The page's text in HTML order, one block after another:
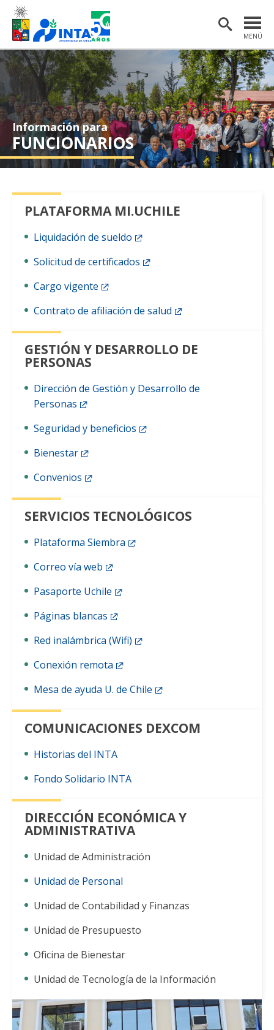
MENÚ
PORTADA
INSTITUTO
POSTGRADO
INVESTIGACIÓN
EXTENSIÓN Y COMUNICACIONES
ENGLISH
Información para
FUNCIONARIOS
PLATAFORMA MI.UCHILE
Liquidación de sueldo
Solicitud de certificados
Cargo vigente
Contrato de afiliación de salud
GESTIÓN Y DESARROLLO DE
PERSONAS
Dirección de Gestión y Desarrollo de
Personas
Seguridad y beneficios
Bienestar
Convenios
SERVICIOS TECNOLÓGICOS
Plataforma Siembra
Correo vía web
Pasaporte Uchile
Páginas blancas
Red inalámbrica (Wifi)
Conexión remota
Mesa de ayuda U. de Chile
COMUNICACIONES DEXCOM
Historias del INTA
Fondo Solidario INTA
DIRECCIÓN ECONÓMICA Y
ADMINISTRATIVA
Unidad de Administración
Unidad de Personal
Unidad de Contabilidad y Finanzas
Unidad de Presupuesto
Oficina de Bienestar
Unidad de Tecnología de la Información